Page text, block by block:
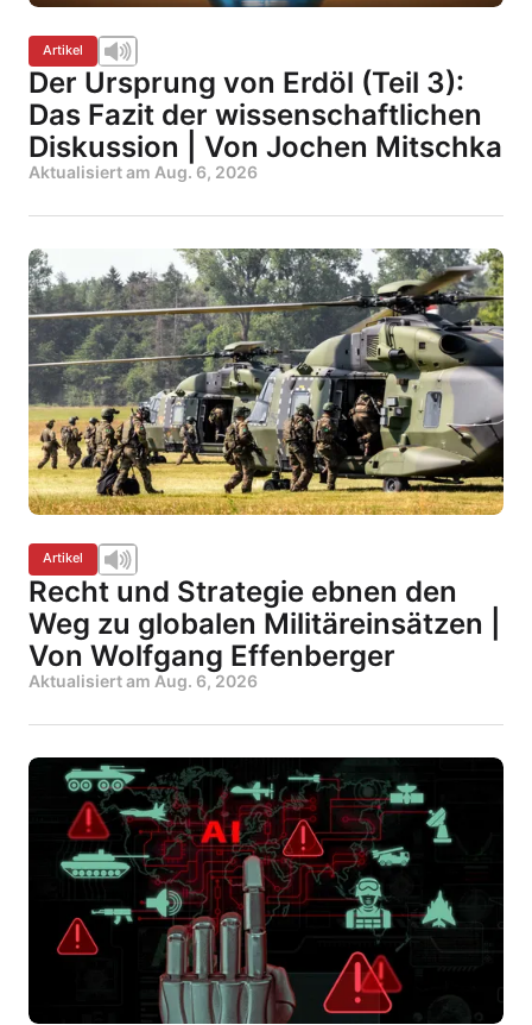
Artikel
Der Ursprung von Erdöl (Teil 3):
Das Fazit der wissenschaftlichen
Diskussion | Von Jochen Mitschka
Aktualisiert am Aug. 6, 2026
Artikel
Recht und Strategie ebnen den
Weg zu globalen Militäreinsätzen |
Von Wolfgang Effenberger
Aktualisiert am Aug. 6, 2026